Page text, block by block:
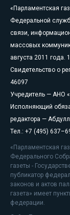
«Парламентская
Федеральной
связи,
массовых
августа 2011 года.
Свидетельство о
46097
Учредитель — АНО
Исполняющий
редактора —
Тел.: +7 (495)
«Парламентская
Федерального
газеты -
публикатор
законов и актов
газета» имеет
федерации.